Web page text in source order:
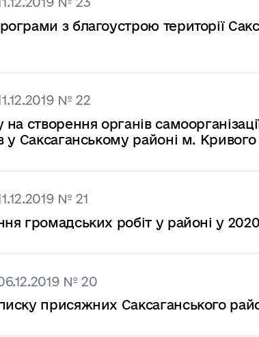
з благоустрою території
№ 22
створення органів
у Саксаганському районі м.
№ 21
громадських робіт у районі у
№ 20
присяжних Саксаганського